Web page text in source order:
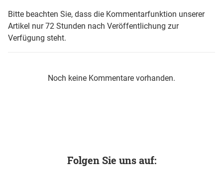
Bitte beachten Sie, dass die Kommentarfunktion unserer
Artikel nur 72 Stunden nach Veröffentlichung zur
Verfügung steht.
Noch keine Kommentare vorhanden.
Folgen Sie uns auf: